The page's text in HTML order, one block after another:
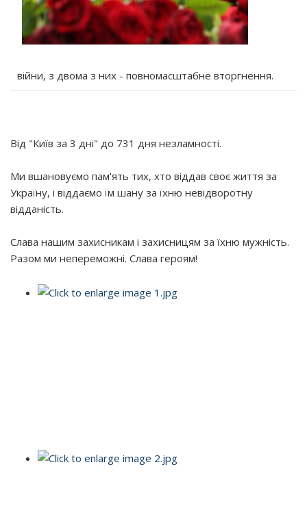
війни, з двома з них - повномасштабне вторгнення.
Від "Київ за 3 дні" до 731 дня незламності.
Ми вшановуємо пам'ять тих, хто віддав своє життя за
Україну, і віддаємо їм шану за їхню невідворотну
відданість.
Слава нашим захисникам і захисницям за їхню мужність.
Разом ми непереможні. Слава героям!